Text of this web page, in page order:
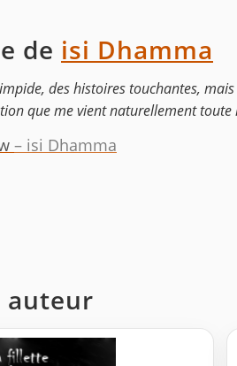
de isi Dhamma
des histoires touchantes,
que me vient naturellement
– isi Dhamma
auteur